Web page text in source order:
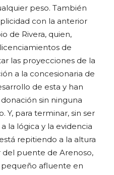
peso. También
con la anterior
de Rivera, quien,
de
las proyecciones de la
a la concesionaria de
de esta y han
sin ninguna
Y, para terminar, sin ser
la lógica y la evidencia
repitiendo a la altura
puente de Arenoso,
afluente en